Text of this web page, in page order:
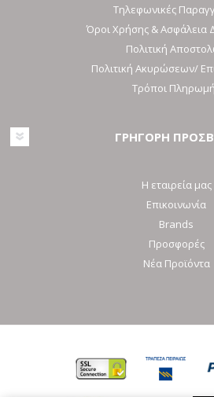
Τηλεφωνικές
Όροι Χρήσης & Ασφάλεια
Πολιτική
Πολιτική Ακυρώσεων/
Τρόποι
ΓΡΗΓΟΡΗ
Η εταιρεία μας
Επικοινωνία
Brands
Προσφορές
Νέα Προϊόντα